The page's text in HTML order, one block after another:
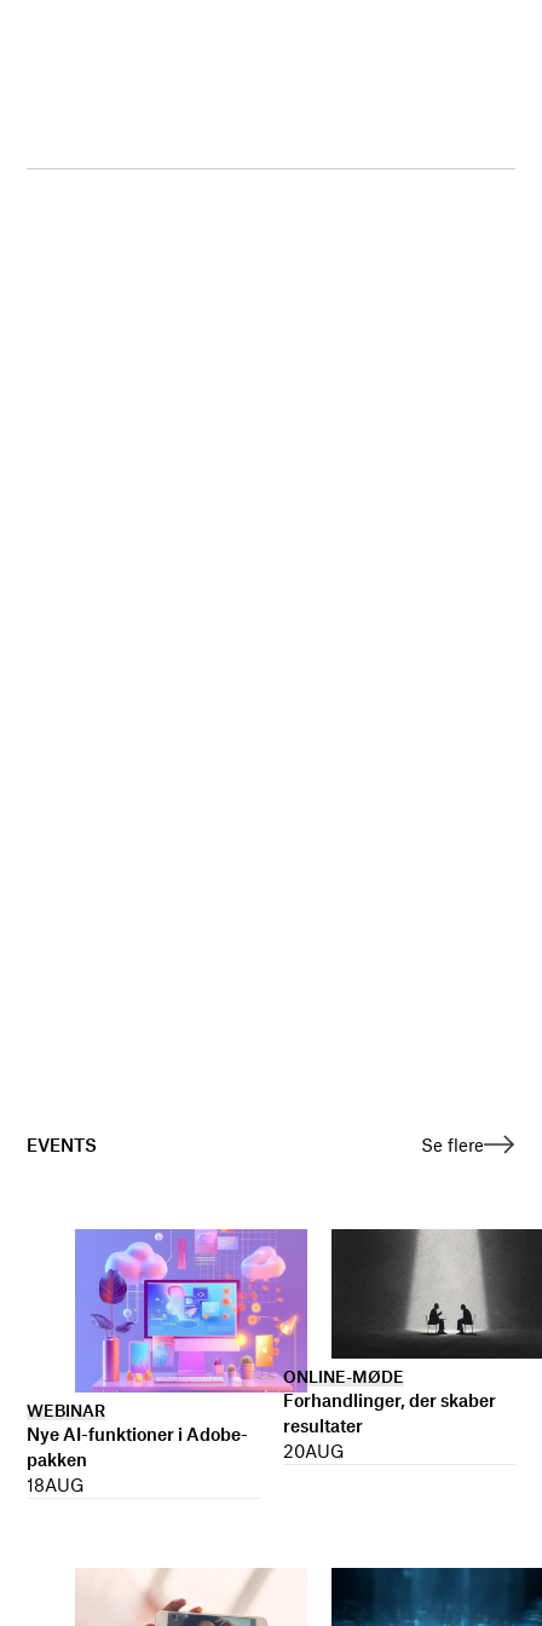
EVENTS Se flere
WEBINAR
Nye AI-funktioner i Adobe-
pakken
18AUG
ONLINE-MØDE
Forhandlinger, der skaber
resultater
20AUG